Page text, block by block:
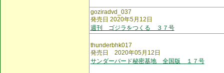
goziradvd_037
発売日 2020年5月12日
週刊 ゴジラをつくる ３７号
thunderbhk017
発売日 2020年05月12日
サンダーバード秘密基地 全国版 １７号